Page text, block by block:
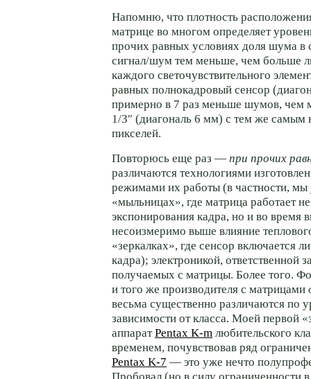
Напомню, что плотность
матрице во многом определяет
прочих равных условиях доля шума в
сигнал/шум тем меньше, чем больше
каждого светочувствительного
равных полнокадровый сенсор
примерно в 7 раз меньше шумов, чем
1/3″ (диагональ 6 мм) с тем же самым
пикселей.
Повторюсь еще раз — при прочих
различаются технологиями
режимами их работы (в частности, мы
«мыльницах», где матрица работает
экспонирования кадра, но и во время
несоизмеримо выше влияние
«зеркалках», где сенсор включается
кадра); электроникой, ответственной
получаемых с матрицы. Более того.
и того же производителя с матрицами
весьма существенно различаются по
зависимости от класса. Моей первой
аппаратPentax K-m любительского
временем, почувствовав ряд
Pentax K-7 — это уже нечто